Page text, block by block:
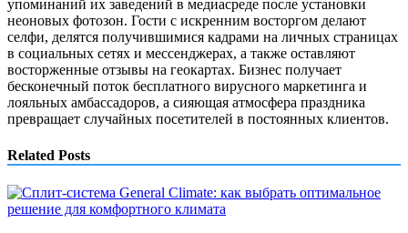
упоминаний их заведений в медиасреде после установки
неоновых фотозон. Гости с искренним восторгом делают
селфи, делятся получившимися кадрами на личных страницах
в социальных сетях и мессенджерах, а также оставляют
восторженные отзывы на геокартах. Бизнес получает
бесконечный поток бесплатного вирусного маркетинга и
лояльных амбассадоров, а сияющая атмосфера праздника
превращает случайных посетителей в постоянных клиентов.
Related Posts